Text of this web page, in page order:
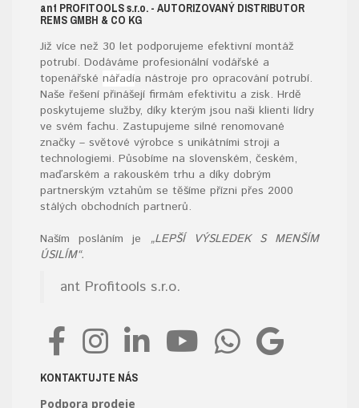
ant PROFITOOLSs.r.o. - AUTORIZOVANÝ DISTRIBUTOR
REMS GMBH & CO KG
Již více než 30 let podporujeme efektivní montáž
potrubí. Dodáváme profesionální vodářské a
topenářské nářadía nástroje pro opracování potrubí.
Naše řešení přinášejí firmám efektivitu a zisk. Hrdě
poskytujeme služby, díky kterým jsou naši klienti lídry
ve svém fachu. Zastupujeme silné renomované
značky – světové výrobce s unikátními stroji a
technologiemi. Působíme na slovenském, českém,
maďarském a rakouském trhu a díky dobrým
partnerským vztahům se těšíme přízni přes 2000
stálých obchodních partnerů.
Naším posláním je „LEPŠÍ VÝSLEDEK S MENŠÍM
ÚSILÍM“.
ant Profitools s.r.o.
KONTAKTUJTE NÁS
Podpora prodeje